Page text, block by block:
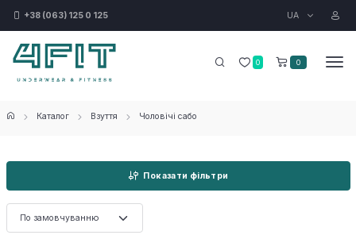
+38 (063) 125 0 125 UA
0 0
Каталог Взуття Чоловічі сабо
Показати фільтри